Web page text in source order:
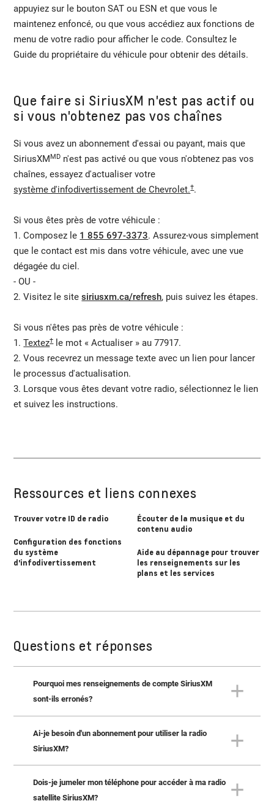
appuyiez sur le bouton SAT ou ESN et que vous le
maintenez enfoncé, ou que vous accédiez aux fonctions de
menu de votre radio pour afficher le code. Consultez le
Guide du propriétaire du véhicule pour obtenir des détails.
Que faire si SiriusXM n'est pas actif ou
si vous n'obtenez pas vos chaînes
Si vous avez un abonnement d'essai ou payant, mais que
SiriusXM MD n'est pas activé ou que vous n'obtenez pas vos
chaînes, essayez d'actualiser votre
système d'infodivertissement de Chevrolet.†.
Si vous êtes près de votre véhicule :
1. Composez le 1 855 697-3373. Assurez-vous simplement
que le contact est mis dans votre véhicule, avec une vue
dégagée du ciel.
- OU -
2. Visitez le sitesiriusxm.ca/refresh, puis suivez les étapes.
Si vous n'êtes pas près de votre véhicule :
1.Textez†le mot « Actualiser » au 77917.
2. Vous recevrez un message texte avec un lien pour lancer
le processus d'actualisation.
3. Lorsque vous êtes devant votre radio, sélectionnez le lien
et suivez les instructions.
Ressources et liens connexes
Trouver votre ID de radio
Configuration des fonctions
du système
d'infodivertissement
Écouter de la musique et du
contenu audio
Aide au dépannage pour trouver
les renseignements sur les
plans et les services
Questions et réponses
Pourquoi mes renseignements de compte SiriusXM
sont-ils erronés?
Vous pouvez consulter les renseignements sur votre
abonnement à SiriusXM et votre code de radio en vous
Ai-je besoin d'un abonnement pour utiliser la radio
SiriusXM?
Oui, un abonnement est requis. Le système
d'infodivertissement de n'est que l'interface qui vous
Dois-je jumeler mon téléphone pour accéder à ma radio
satellite SiriusXM?